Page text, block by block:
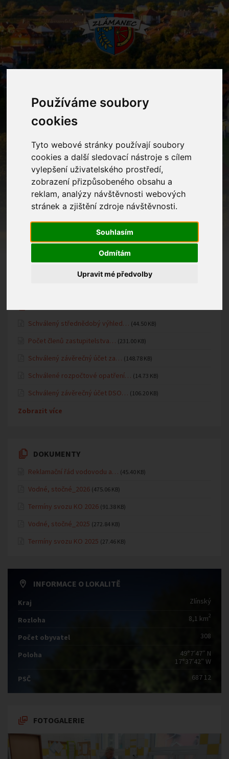
Používáme soubory
cookies
Tyto webové stránky používají soubory
cookies a další sledovací nástroje s cílem
vylepšení uživatelského prostředí,
zobrazení přizpůsobeného obsahu a
reklam, analýzy návštěvnosti webových
stránek a zjištění zdroje návštěvnosti.
Souhlasím
Odmítám
Upravit mé předvolby
Mateřská škola
Home Mateřská škola
Kontakty
Ostatní informace
Oznámení MŠ
Schválený střednědobý výhled… (44.50 KB)
Počet členů zastupitelstva… (231.00 KB)
Schválený závěrečný účet za… (148.78 KB)
Schválené rozpočtové opatření… (14.73 KB)
Schválený závěrečný účet DSO… (106.20 KB)
Zobrazit více
DOKUMENTY
Reklamační řád vodovodu a… (45.40 KB)
Vodné, stočné_2026 (475.06 KB)
Termíny svozu KO 2026 (91.38 KB)
Vodné, stočné_2025 (272.84 KB)
Termíny svozu KO 2025 (27.46 KB)
INFORMACE O LOKALITĚ
Kraj Zlínský
Rozloha 8,1 km2
Počet obyvatel 308
Poloha
49°7′47″ N
17°37′42″ W
PSČ
687 12
FOTOGALERIE